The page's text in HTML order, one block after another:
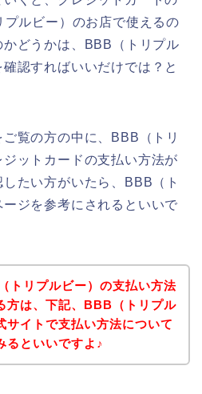
ルビー）のお店で使えるの
どうかは、BBB（トリプル
認すればいいだけでは？と
覧の方の中に、BBB（トリ
ットカードの支払い方法が
たい方がいたら、BBB（ト
ジを参考にされるといいで
トリプルビー）の支払い方法
方は、下記、BBB（トリプル
サイトで支払い方法について
るといいですよ♪